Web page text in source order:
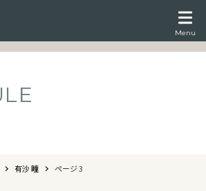
Menu
有沙 瞳 ページ 3